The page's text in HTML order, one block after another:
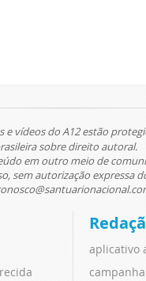
e vídeos do A12 estão
sobre direito autoral.
em outro meio de
sem autorização expressa
aplicativo